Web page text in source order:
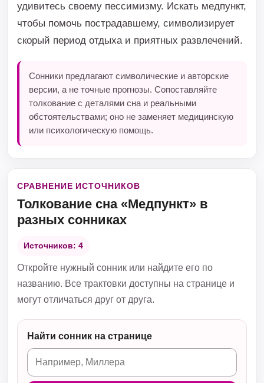
удивитесь своему пессимизму. Искать медпункт,
чтобы помочь пострадавшему, символизирует
скорый период отдыха и приятных развлечений.
Сонники предлагают символические и авторские
версии, а не точные прогнозы. Сопоставляйте
толкование с деталями сна и реальными
обстоятельствами; оно не заменяет медицинскую
или психологическую помощь.
СРАВНЕНИЕ ИСТОЧНИКОВ
Толкование сна «Медпункт» в
разных сонниках
Источников: 4
Откройте нужный сонник или найдите его по
названию. Все трактовки доступны на странице и
могут отличаться друг от друга.
Найти сонник на странице